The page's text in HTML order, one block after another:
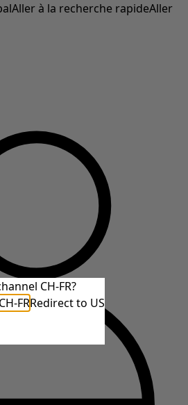
Aller à la recherche rapideAller
CH-FR?
FRRedirect to US